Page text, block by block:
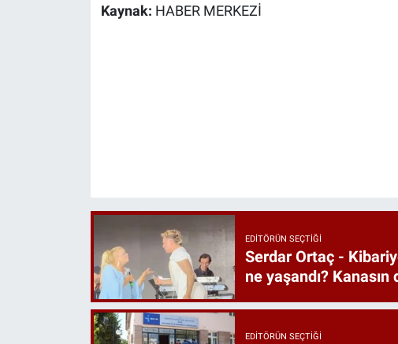
Kaynak: HABER MERKEZİ
EDITÖRÜN SEÇTIĞI
Serdar Ortaç -
ne yaşandı?
EDITÖRÜN SEÇTIĞI